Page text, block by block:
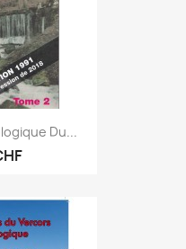
Du...